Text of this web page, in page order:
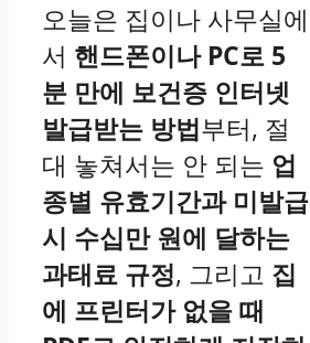
오늘은 집이나 사무실에
서 핸드폰이나 PC로 5
분 만에 보건증 인터넷
발급받는 방법부터, 절
대 놓쳐서는 안 되는 업
종별 유효기간과 미발급
시 수십만 원에 달하는
과태료 규정, 그리고 집
에 프린터가 없을 때